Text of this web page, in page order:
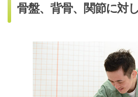
骨盤、背骨、関節に対